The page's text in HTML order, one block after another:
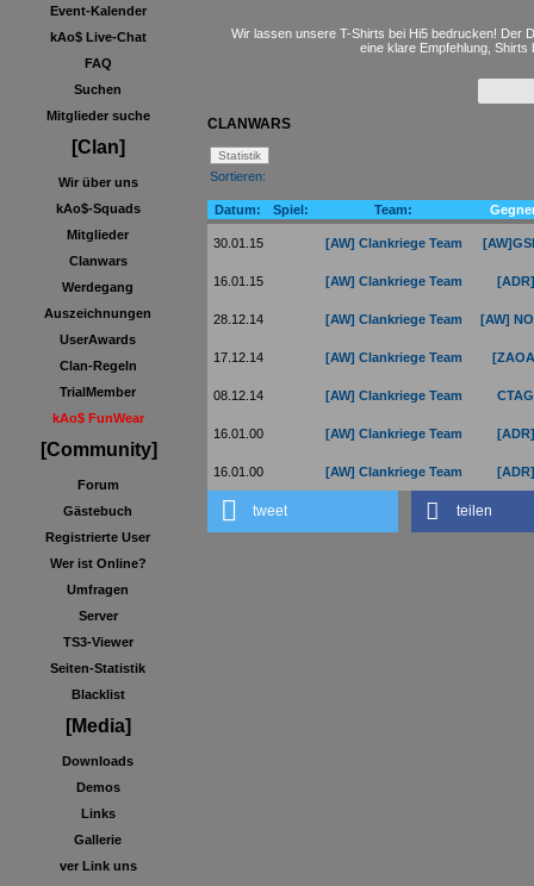
Event-Kalender
kAo$ Live-Chat
FAQ
Suchen
Mitglieder suche
[Clan]
Wir über uns
kAo$-Squads
Mitglieder
Clanwars
Werdegang
Auszeichnungen
UserAwards
Clan-Regeln
TrialMember
kAo$ FunWear
[Community]
Forum
Gästebuch
Registrierte User
Wer ist Online?
Umfragen
Server
TS3-Viewer
Seiten-Statistik
Blacklist
[Media]
Downloads
Demos
Links
Gallerie
ver Link uns
Wir lassen unsere T-Shirts bei Hi5 bedrucken! Der
eine klare Empfehlung,
CLANWARS
Sortieren:
Datum: Spiel: Team:
30.01.15 [AW] Clankriege Team
16.01.15 [AW] Clankriege Team [ADR]
28.12.14 [AW] Clankriege Team [AW]
17.12.14 [AW] Clankriege Team
08.12.14 [AW] Clankriege Team CTAG
16.01.00 [AW] Clankriege Team [ADR]
16.01.00 [AW] Clankriege Team [ADR]
tweet teilen